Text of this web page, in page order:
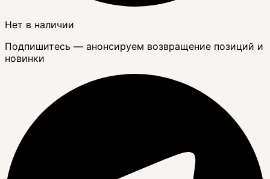
Нет в наличии
Подпишитесь — анонсируем возвращение позиций и
новинки